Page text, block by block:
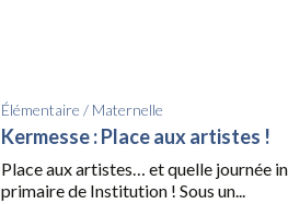
Élémentaire / Maternelle
Kermesse : Place aux artistes !
Place aux artistes… et quelle journée
primaire de Institution ! Sous un...